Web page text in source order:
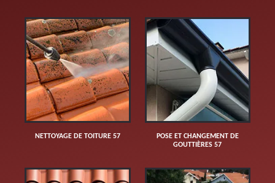
NETTOYAGE DE TOITURE 57
POSE ET CHANGEMENT DE
GOUTTIÈRES 57